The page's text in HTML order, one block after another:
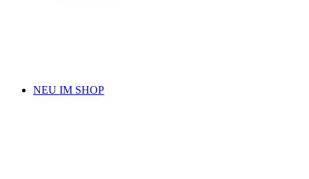
NEU IM SHOP